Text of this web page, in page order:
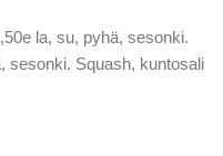
la, su, pyhä, sesonki.
sesonki. Squash, kuntosali